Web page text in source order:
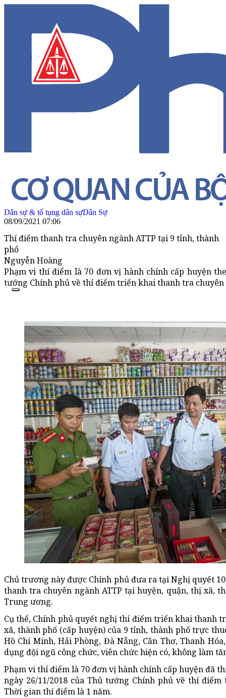
Dân sự & tố tụng dân sựDân Sự
08/09/2021 07:06
Thí điểm thanh tra chuyên ngành ATTP tại 9 tỉnh, thành
phố
Nguyễn Hoàng
Phạm vi thí điểm là 70 đơn vị hành chính cấp huyện
tướng Chính phủ về thí điểm triển khai thanh tra chuyên
Chủ trương này được Chính phủ đưa ra tại Nghị quyết
thanh tra chuyên ngành ATTP tại huyện, quận, thị xã,
Trung ương.
Cụ thể, Chính phủ quyết nghị thí điểm triển khai thanh
xã, thành phố (cấp huyện) của 9 tỉnh, thành phố trực
Hồ Chí Minh, Hải Phòng, Đà Nẵng, Cần Thơ, Thanh
dụng đội ngũ công chức, viên chức hiện có, không làm
Phạm vi thí điểm là 70 đơn vị hành chính cấp huyện đã
ngày 26/11/2018 của Thủ tướng Chính phủ về thí
Thời gian thí điểm là 1 năm.